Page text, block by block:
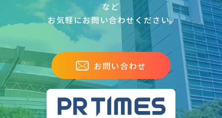
など
お気軽にお問い合わせください｡
お問い合わせ